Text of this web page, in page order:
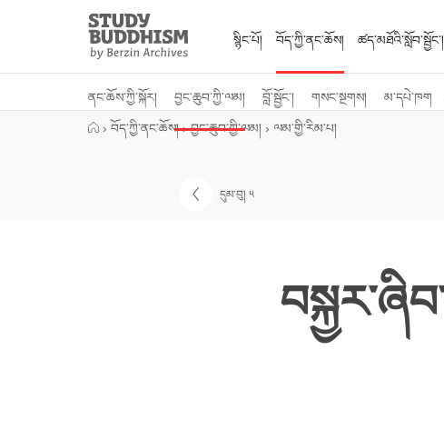
Study
Buddhism
Home
སྙིང་པོ། བོད་ཀྱི་ནང་ཆོས།
ནང་ཆོས་ཀྱི་སྐོར། བྱང་ཆུབ་ཀྱི་ལམ། བློ་སྦྱོང་། གསང་སྔགས། མ་དཔེ་ཁག
ཚད་མཐོའི་སློབ་སྦྱོང་།
› བོད་ཀྱི་ནང་ཆོས། ›བྱང་ཆུབ་ཀྱི་ལམ། › ལམ་གྱི་རིམ་པ།
དུམ་བུ། ༥